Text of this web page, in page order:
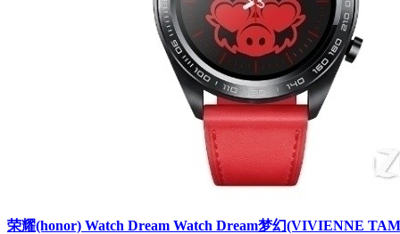
荣耀(honor) Watch Dream Watch Dream梦幻(VIVIENNE